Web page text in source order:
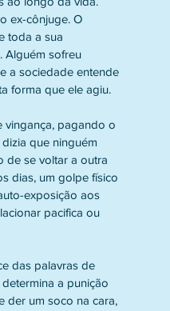
ex-cônjuge. O
toda a sua
Alguém sofreu
a sociedade entende
forma que ele agiu.
que ninguém
de se voltar a outra
dias, um golpe físico
exposição aos
pacifica ou
a punição
der um soco na cara,